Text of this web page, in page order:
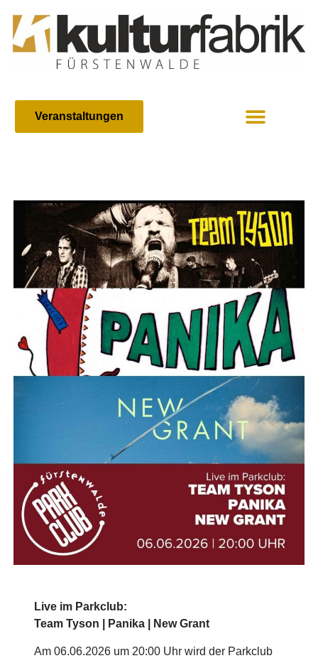
Veranstaltungen
Live im Parkclub:
Team Tyson | Panika | New Grant
Am 06.06.2026 um 20:00 Uhr wird der Parkclub